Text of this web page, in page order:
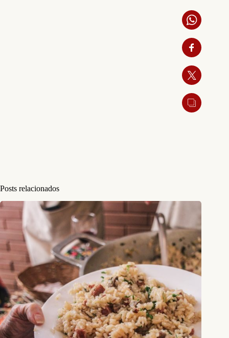
Posts relacionados